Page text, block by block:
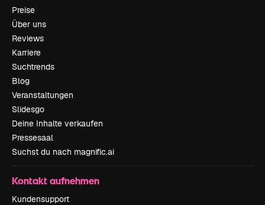
Preise
Über uns
Reviews
Karriere
Suchtrends
Blog
Veranstaltungen
Slidesgo
Deine Inhalte verkaufen
Pressesaal
Suchst du nach magnific.ai
Kontakt aufnehmen
Kundensupport